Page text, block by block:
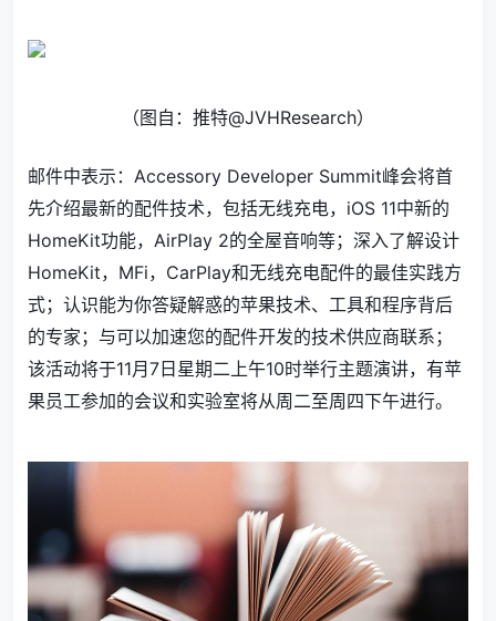
（图自：推特@JVHResearch）
邮件中表示：Accessory Developer Summit峰会将首
先介绍最新的配件技术，包括无线充电，iOS 11中新的
HomeKit功能，AirPlay 2的全屋音响等；深入了解设计
HomeKit，MFi，CarPlay和无线充电配件的最佳实践方
式；认识能为你答疑解惑的苹果技术、工具和程序背后
的专家；与可以加速您的配件开发的技术供应商联系；
该活动将于11月7日星期二上午10时举行主题演讲，有苹
果员工参加的会议和实验室将从周二至周四下午进行。